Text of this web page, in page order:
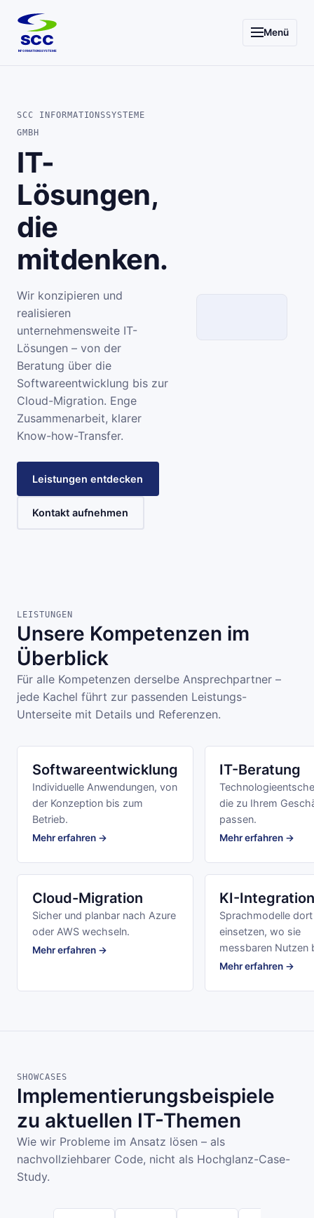
SCC
INFORMATIONSSYSTEME
Menü
SCC INFORMATIONSSYSTEME
GMBH
IT-
Lösungen,
die
mitdenken.
Wir konzipieren und
realisieren
unternehmensweite IT-
Lösungen – von der
Beratung über die
Softwareentwicklung bis zur
Cloud-Migration. Enge
Zusammenarbeit, klarer
Know-how-Transfer.
Leistungen entdecken
Kontakt aufnehmen
LEISTUNGEN
Unsere Kompetenzen im
Überblick
Für alle Kompetenzen derselbe Ansprechpartner –
jede Kachel führt zur passenden Leistungs-
Unterseite mit Details und Referenzen.
Softwareentwicklung
Individuelle Anwendungen, von
der Konzeption bis zum
Betrieb.
Mehr erfahren →
IT-Beratung
die zu Ihrem
passen.
Mehr erfahren →
Cloud-Migration
Sicher und planbar nach Azure
oder AWS wechseln.
Mehr erfahren →
KI-
Sprachmodelle dort
einsetzen, wo sie
messbaren Nutzen
Mehr erfahren →
SHOWCASES
Implementierungsbeispiele
zu aktuellen IT-Themen
Wie wir Probleme im Ansatz lösen – als
nachvollziehbarer Code, nicht als Hochglanz-Case-
Study.